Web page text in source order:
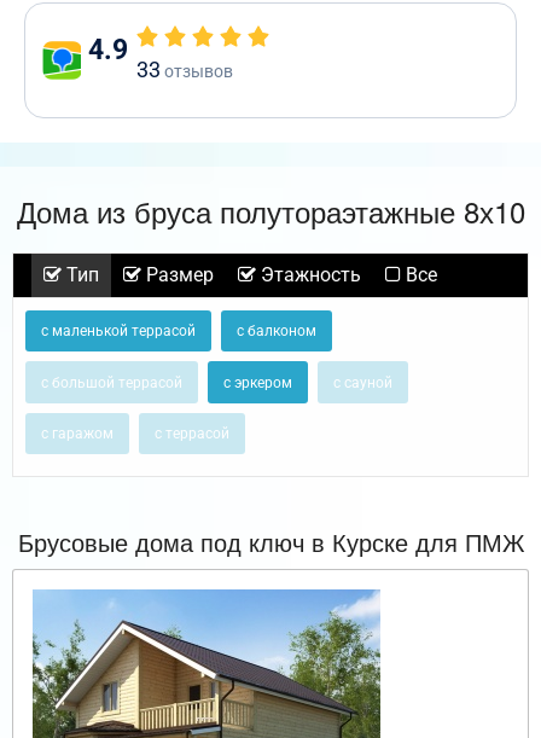
4.9
33 отзывов
Дома из бруса полутораэтажные 8х10
Тип Размер Этажность Все
с маленькой террасой с балконом
с большой террасой с эркером с сауной
с гаражом с террасой
Брусовые дома под ключ в Курске для ПМЖ